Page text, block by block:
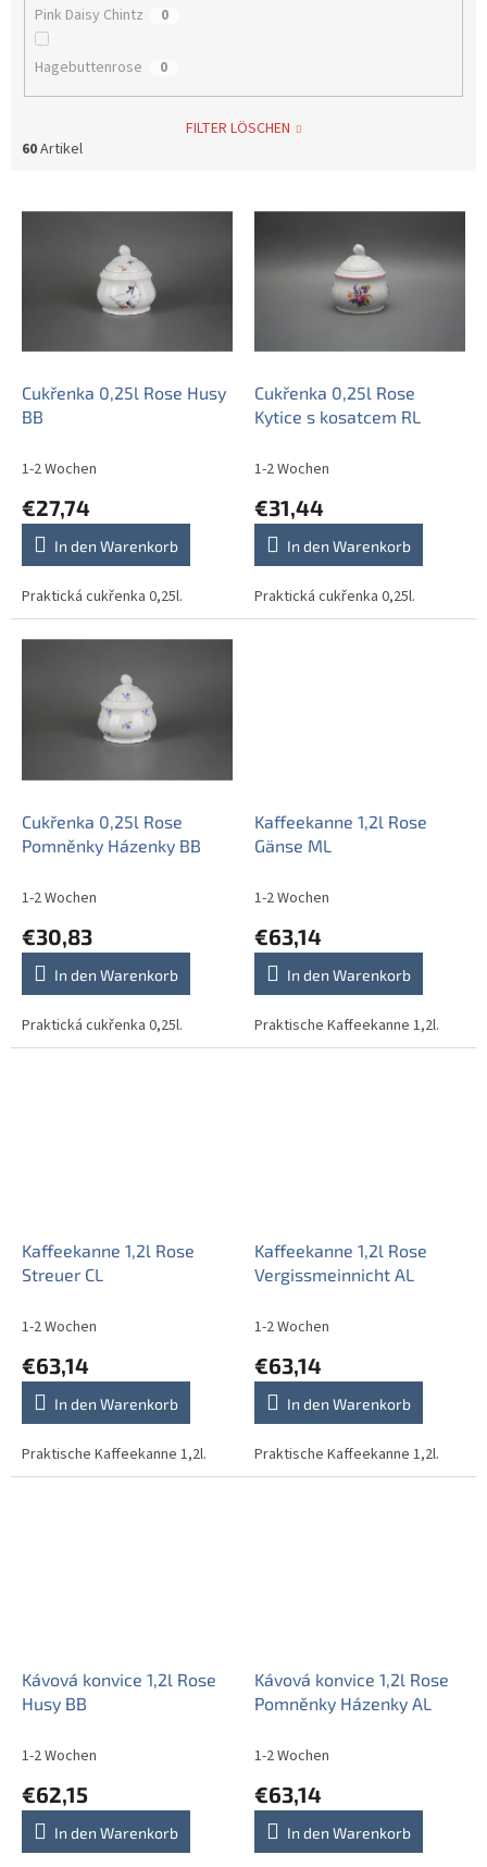
Pink Daisy Chintz 0
Hagebuttenrose 0
FILTER LÖSCHEN
60Artikel
Cukřenka 0,25l Rose Husy
BB
1-2 Wochen
€27,74
In den Warenkorb
Praktická cukřenka 0,25l.
Cukřenka 0,25l Rose
Kytice s kosatcem RL
1-2 Wochen
€31,44
In den Warenkorb
Praktická cukřenka 0,25l.
Cukřenka 0,25l Rose
Pomněnky Házenky BB
1-2 Wochen
€30,83
In den Warenkorb
Praktická cukřenka 0,25l.
Kaffeekanne 1,2l Rose
Gänse ML
1-2 Wochen
€63,14
In den Warenkorb
Praktische Kaffeekanne 1,2l.
Kaffeekanne 1,2l Rose
Streuer CL
1-2 Wochen
€63,14
In den Warenkorb
Praktische Kaffeekanne 1,2l.
Kaffeekanne 1,2l Rose
Vergissmeinnicht AL
1-2 Wochen
€63,14
In den Warenkorb
Praktische Kaffeekanne 1,2l.
Kávová konvice 1,2l Rose
Husy BB
1-2 Wochen
€62,15
In den Warenkorb
Kávová konvice 1,2l Rose
Pomněnky Házenky AL
1-2 Wochen
€63,14
In den Warenkorb